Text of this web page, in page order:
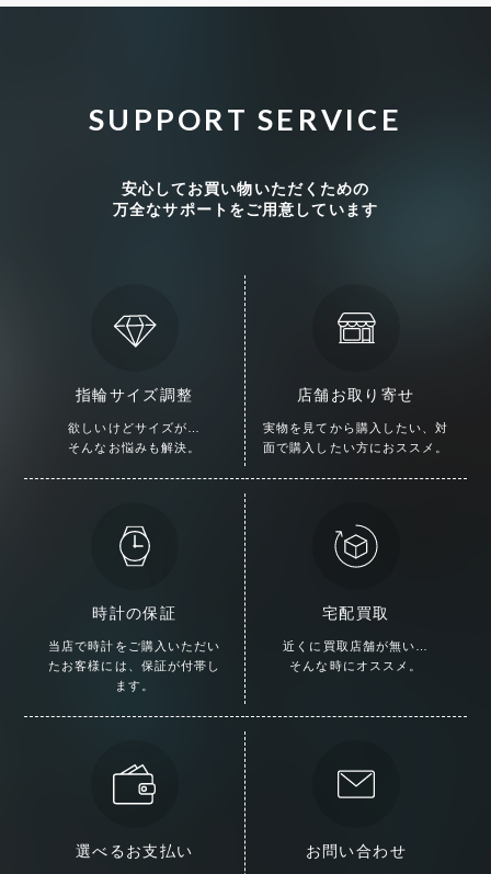
SUPPORT SERVICE
安心してお買い物いただくための
万全なサポートをご用意しています
指輪サイズ調整
欲しいけどサイズが…
そんなお悩みも解決。
店舗お取り寄せ
実物を見てから購入したい、対
面で購入したい方におススメ。
時計の保証
当店で時計をご購入いただい
た お客様には、保証が付帯し
ます。
宅配買取
近くに買取店舗が無い…
そんな時にオススメ。
選べるお支払い お問い合わせ